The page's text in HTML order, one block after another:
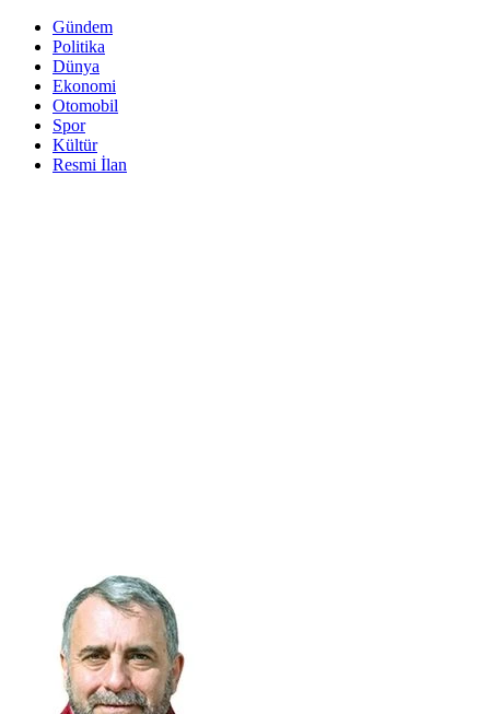
Gündem
Politika
Dünya
Ekonomi
Otomobil
Spor
Kültür
Resmi İlan